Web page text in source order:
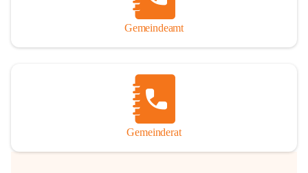
Gemeindeamt
Gemeinderat